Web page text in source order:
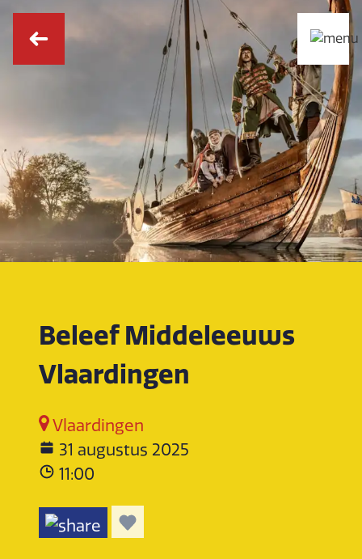
Beleef Middeleeuws
Vlaardingen
Vlaardingen
31 augustus 2025
11:00